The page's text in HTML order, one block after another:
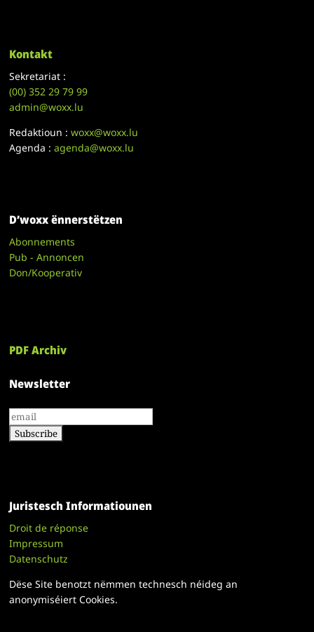
Kontakt
Sekretariat :
(00)352 29 79 99
admin@woxx.lu
Redaktioun :woxx@woxx.lu
Agenda :agenda@woxx.lu
D’woxx ënnerstëtzen
Abonnements
Pub - Annoncen
Don/Kooperativ
PDF Archiv
Newsletter
Juristesch Informatiounen
Droit de réponse
Impressum
Datenschutz
Dëse Site benotzt nëmmen technesch néideg an
anonymiséiert Cookies.